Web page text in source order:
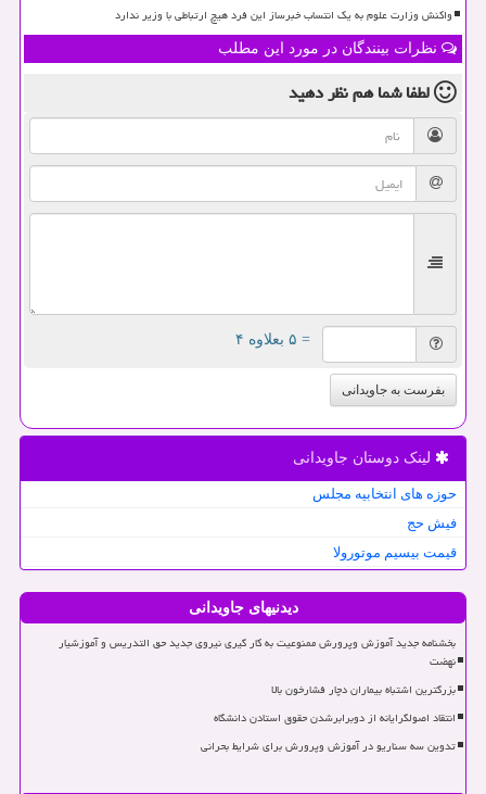
واکنش وزارت علوم به یک انتساب خبرساز این فرد هیچ ارتباطی با وزیر ندارد
نظرات بینندگان در مورد این مطلب
لطفا شما همنظر دهید
= ۵ بعلاوه ۴
بفرست به جاویدانی
لینک دوستان جاویدانی
حوزه های انتخابیه مجلس
فیش حج
قیمت بیسیم موتورولا
دیدنیهای جاویدانی
بخشنامه جدید آموزش وپرورش ممنوعیت به کار گیری نیروی جدید حق التدریس و آموزشیار
نهضت
بزرگترین اشتباه بیماران دچار فشارخون بالا
انتقاد اصولگرایانه از دوبرابرشدن حقوق استادن دانشگاه
تدوین سه سناریو در آموزش وپرورش برای شرایط بحرانی